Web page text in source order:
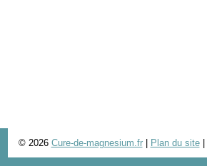
© 2026 Cure-de-magnesium.fr| Plan du site|